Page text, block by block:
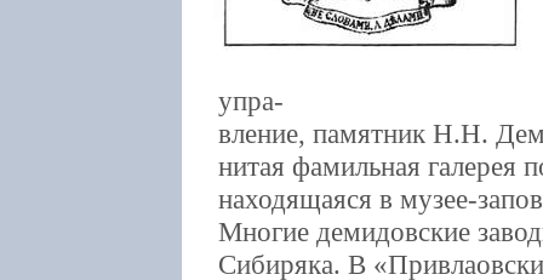
упра-
вление, памятник Н.Н.
нитая фамильная галерея
находящаяся в музее-
Многие демидовские
Сибиряка. В